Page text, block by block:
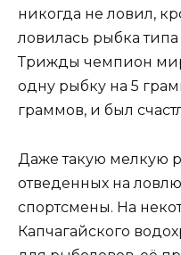
никогда не ловил,
ловилась рыбка
Трижды чемпион
одну рыбку на 5
граммов, и был
Даже такую мелкую
отведенных на
спортсмены. На
Капчагайского